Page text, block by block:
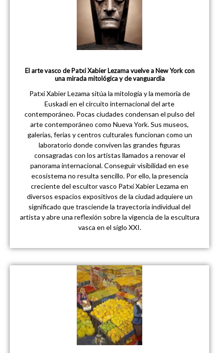
El arte vasco de Patxi Xabier Lezama vuelve a New York con
una mirada mitológica y de vanguardia
Patxi Xabier Lezama sitúa la mitología y la memoria de
Euskadi en el circuito internacional del arte
contemporáneo. Pocas ciudades condensan el pulso del
arte contemporáneo como Nueva York. Sus museos,
galerías, ferias y centros culturales funcionan como un
laboratorio donde conviven las grandes figuras
consagradas con los artistas llamados a renovar el
panorama internacional. Conseguir visibilidad en ese
ecosistema no resulta sencillo. Por ello, la presencia
creciente del escultor vasco Patxi Xabier Lezama en
diversos espacios expositivos de la ciudad adquiere un
significado que trasciende la trayectoria individual del
artista y abre una reflexión sobre la vigencia de la escultura
vasca en el siglo XXI.